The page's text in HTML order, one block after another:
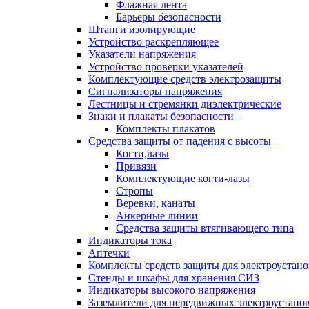
Флажная лента
Барьеры безопасности
Штанги изолирующие
Устройство раскрепляющее
Указатели напряжения
Устройство проверки указателей
Комплектующие средств электрозащиты
Сигнализаторы напряжения
Лестницы и стремянки диэлектрические
Знаки и плакаты безопасности
Комплекты плакатов
Средства защиты от падения с высоты
Когти,лазы
Привязи
Комплектующие когти-лазы
Стропы
Веревки, канаты
Анкерные линии
Средства защиты втягивающего типа
Индикаторы тока
Аптечки
Комплекты средств защиты для
Стенды и шкафы для хранения СИЗ
Индикаторы высокого напряжения
Заземлители для передвижных